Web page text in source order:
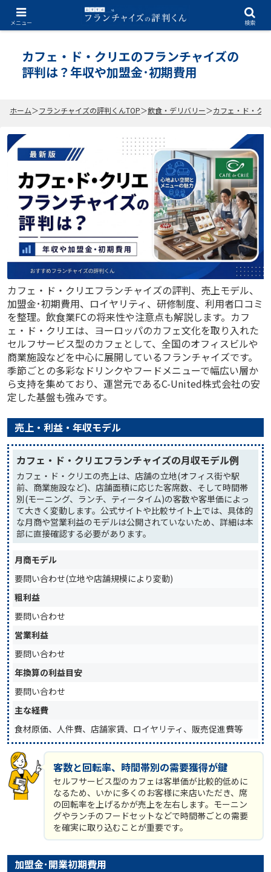
メニュー 検索
2026.07.03
カフェ・ド・クリエのフランチャイズの
評判は？年収や加盟金･初期費用
ホーム フランチャイズの評判くんTOP 飲食・デリバリー カフェ・ド・ク
カフェ・ド・クリエフランチャイズの評判、売上モデル、
加盟金･初期費用、ロイヤリティ、研修制度、利用者口コミ
を整理。飲食業FCの将来性や注意点も解説します。カフ
ェ・ド・クリエは、ヨーロッパのカフェ文化を取り入れた
セルフサービス型のカフェとして、全国のオフィスビルや
商業施設などを中心に展開しているフランチャイズです。
季節ごとの多彩なドリンクやフードメニューで幅広い層か
ら支持を集めており、運営元であるC-United株式会社の安
定した基盤も強みです。
売上・利益・年収モデル
カフェ・ド・クリエフランチャイズの月収モデル例
カフェ・ド・クリエの売上は、店舗の立地(オフィス街や駅
前、商業施設など)、店舗面積に応じた客席数、そして時間帯
別(モーニング、ランチ、ティータイム)の客数や客単価によっ
て大きく変動します。公式サイトや比較サイト上では、具体的
な月商や営業利益のモデルは公開されていないため、詳細は本
部に直接確認する必要があります。
月商モデル
要問い合わせ(立地や店舗規模により変動)
粗利益
要問い合わせ
営業利益
要問い合わせ
年換算の利益目安
要問い合わせ
主な経費
食材原価、人件費、店舗家賃、ロイヤリティ、販売促進費等
客数と回転率、時間帯別の需要獲得が鍵
セルフサービス型のカフェは客単価が比較的低めに
なるため、いかに多くのお客様に来店いただき、席
の回転率を上げるかが売上を左右します。モーニン
グやランチのフードセットなどで時間帯ごとの需要
を確実に取り込むことが重要です。
加盟金･開業初期費用